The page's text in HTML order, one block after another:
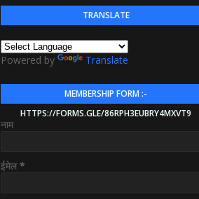
TRANSLATE
Powered by Translate
MEMBERSHIP FORM :-
HTTPS://FORMS.GLE/86RPH3EUBRY4MXVT9
नाम
ईमेल *